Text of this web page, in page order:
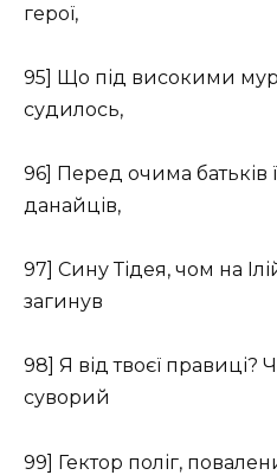
герої,
95] Що під високими
судилось,
96] Перед очима батьків
данайців,
97] Сину Тідея, чом на
загинув
98] Я від твоєї правиці?
суворий
99] Гектор поліг,